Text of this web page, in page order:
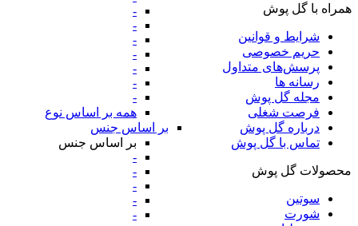
-
-
-
-
-
-
-
همه بر اساس نوع
بر اساس جنس
بر اساس جنس
-
-
-
-
-
همراه با گل پوش
شرایط و قوانین
حریم خصوصی
پرسش‌های متداول
رسانه ها
مجله گل پوش
فرصت شغلی
درباره گل پوش
تماس با گل پوش
محصولات گل پوش
سوتین
شورت